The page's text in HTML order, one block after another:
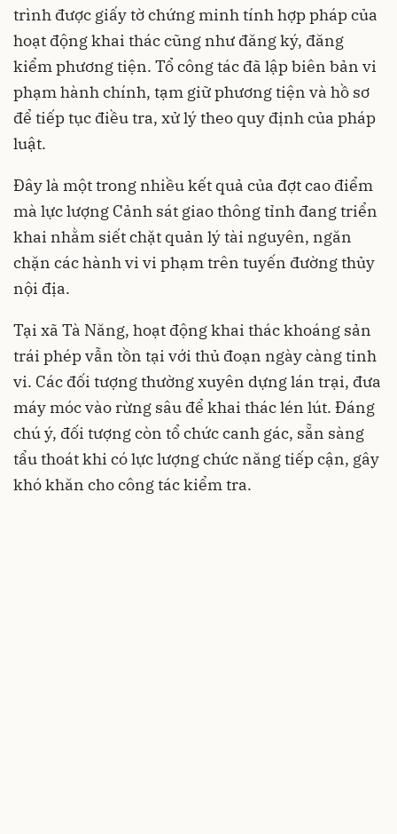
trình được giấy tờ chứng minh tính hợp pháp của
hoạt động khai thác cũng như đăng ký, đăng
kiểm phương tiện. Tổ công tác đã lập biên bản vi
phạm hành chính, tạm giữ phương tiện và hồ sơ
để tiếp tục điều tra, xử lý theo quy định của pháp
luật.
Đây là một trong nhiều kết quả của đợt cao điểm
mà lực lượng Cảnh sát giao thông tỉnh đang triển
khai nhằm siết chặt quản lý tài nguyên, ngăn
chặn các hành vi vi phạm trên tuyến đường thủy
nội địa.
Tại xã Tà Năng, hoạt động khai thác khoáng sản
trái phép vẫn tồn tại với thủ đoạn ngày càng tinh
vi. Các đối tượng thường xuyên dựng lán trại, đưa
máy móc vào rừng sâu để khai thác lén lút. Đáng
chú ý, đối tượng còn tổ chức canh gác, sẵn sàng
tẩu thoát khi có lực lượng chức năng tiếp cận, gây
khó khăn cho công tác kiểm tra.